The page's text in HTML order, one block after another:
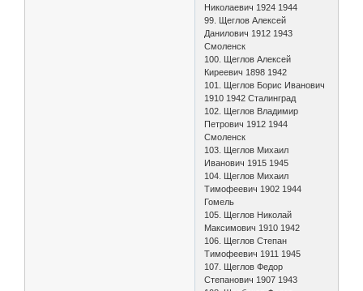
Николаевич 1924 1944
99. Щеглов Алексей
Данилович 1912 1943
Смоленск
100. Щеглов Алексей
Киреевич 1898 1942
101. Щеглов Борис Иванович
1910 1942 Сталинград
102. Щеглов Владимир
Петрович 1912 1944
Смоленск
103. Щеглов Михаил
Иванович 1915 1945
104. Щеглов Михаил
Тимофеевич 1902 1944
Гомель
105. Щеглов Николай
Максимович 1910 1942
106. Щеглов Степан
Тимофеевич 1911 1945
107. Щеглов Федор
Степанович 1907 1943